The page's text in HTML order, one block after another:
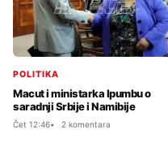
POLITIKA
Macut i ministarka Ipumbu o
saradnji Srbije i Namibije
Čet 12:46 2 komentara